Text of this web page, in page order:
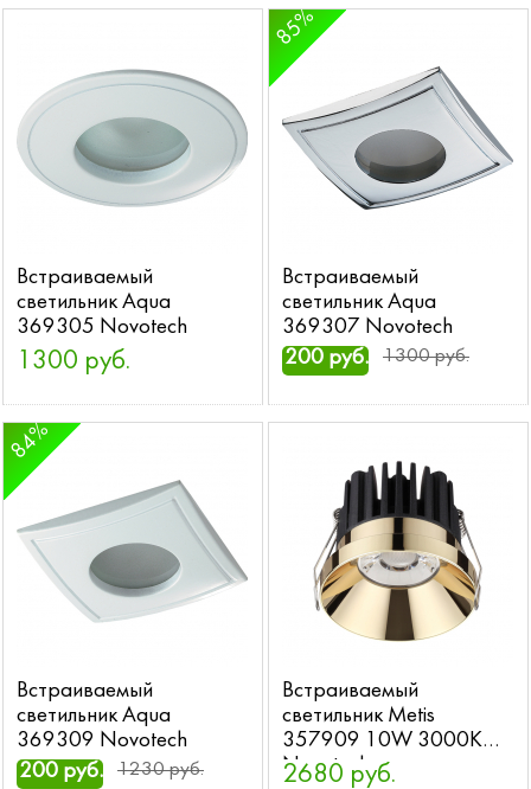
Встраиваемый
светильник Aqua
369305 Novotech
1300 руб.
Встраиваемый
светильник Aqua
369307 Novotech
85%
200 руб. 1300 руб.
Встраиваемый
светильник Aqua
369309 Novotech
84%
200 руб. 1230 руб.
Встраиваемый
светильник Metis
357909 10W 3000K
Novotech
2680 руб.